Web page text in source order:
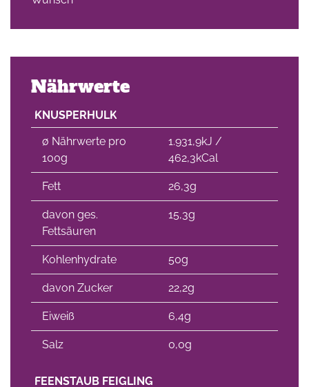
Nährwerte
KNUSPERHULK
∅ Nährwerte pro
100g
1.931,9kJ /
462,3kCal
Fett 26,3g
davon ges.
Fettsäuren
15,3g
Kohlenhydrate 50g
davon Zucker 22,2g
Eiweiß 6,4g
Salz 0,0g
FEENSTAUB FEIGLING